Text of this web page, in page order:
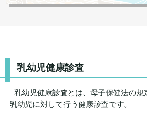
乳幼児健康診査
乳幼児健康診査とは、母子保健法の規
乳幼児に対して行う健康診査です。